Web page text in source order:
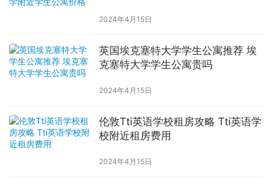
2024年4月15日
英国埃克塞特大学学生公寓推荐 埃
克塞特大学学生公寓贵吗
2024年4月15日
伦敦Tti英语学校租房攻略 Tti英语学
校附近租房费用
2024年4月15日